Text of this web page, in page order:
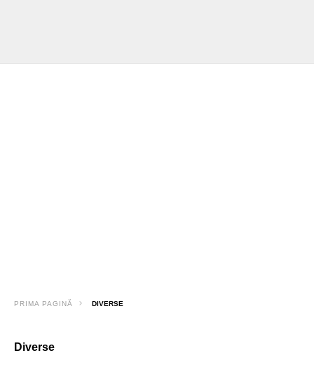
PRIMA PAGINĂ DIVERSE
Diverse